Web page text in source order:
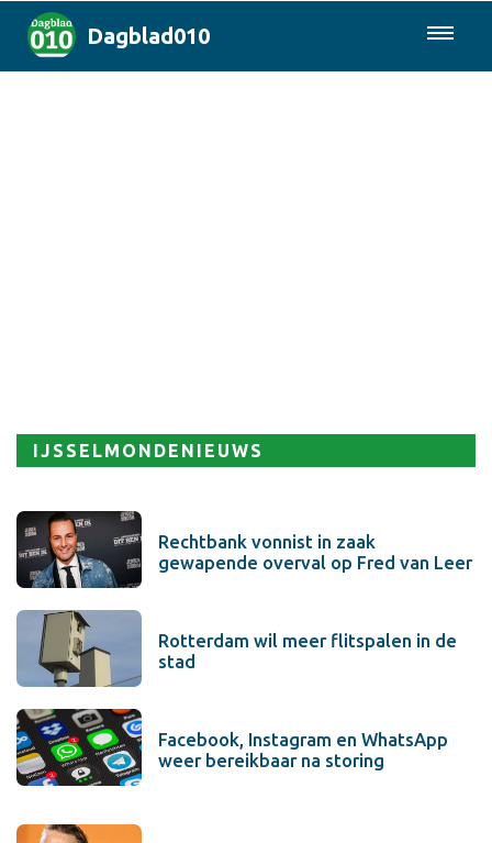
Dagblad010
IJSSELMONDENIEUWS
Rechtbank vonnist in zaak
gewapende overval op Fred van Leer
Rotterdam wil meer flitspalen in de
stad
Facebook, Instagram en WhatsApp
weer bereikbaar na storing